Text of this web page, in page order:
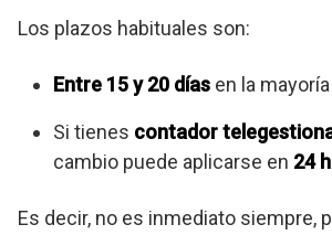
Los plazos habituales son:
Entre 15 y 20 días en la
Si tienes contador
cambio puede aplicarse en 24
Es decir, no es inmediato siempre,